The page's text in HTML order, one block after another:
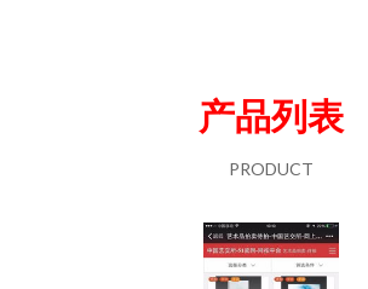
产品列表
PRODUCT